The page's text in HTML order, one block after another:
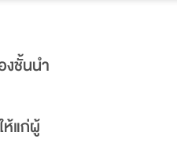
ชั้นนำ
แก่ผู้